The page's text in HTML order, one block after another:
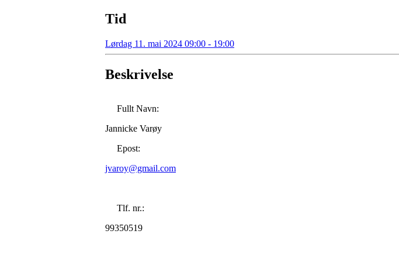
Tid
Lørdag 11. mai 2024 09:00 - 19:00
Beskrivelse
Fullt Navn:
Jannicke Varøy
Epost:
jvaroy@gmail.com
Tlf. nr.:
99350519